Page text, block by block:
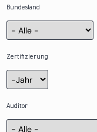
Bundesland
Zertifizierung
Zertifizierung
Jahr
Auditor